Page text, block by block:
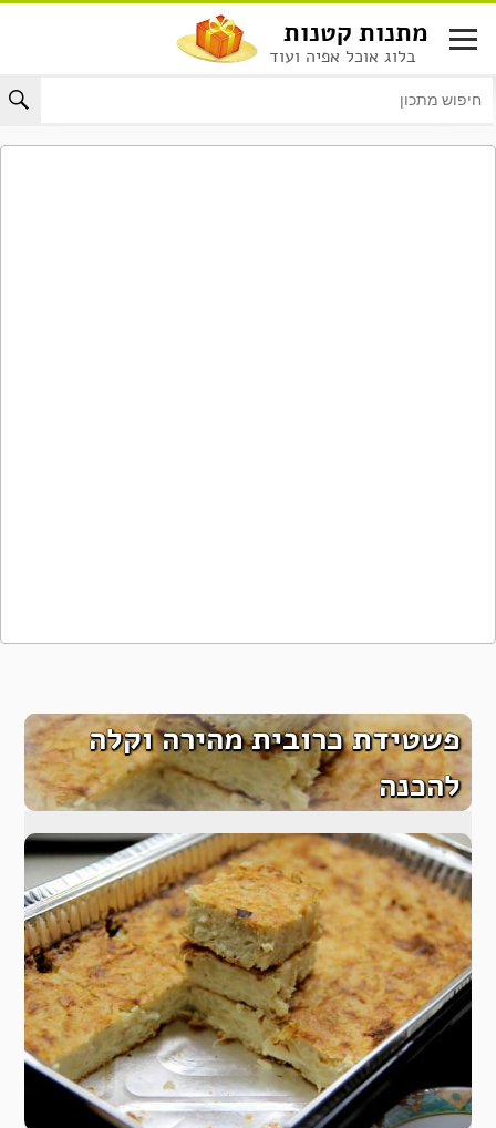
לתוכן
מתנות קטנות
בלוג אוכל אפיה ועוד
פשטידת כרובית מהירה וקלה
להכנה